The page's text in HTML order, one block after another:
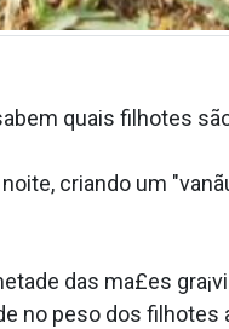
quais filhotes
criando um
das ma£es
no peso dos filhotes